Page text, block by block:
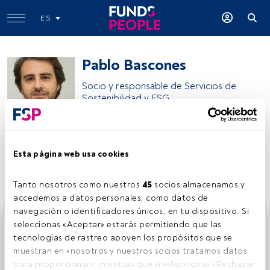
Esta página web usa cookies
Tanto nosotros como nuestros 45 socios almacenamos y
accedemos a datos personales, como datos de
navegación o identificadores únicos, en tu dispositivo. Si
seleccionas «Aceptar» estarás permitiendo que las
tecnologías de rastreo apoyen los propósitos que se
muestran en «nosotros y nuestros socios tratamos datos
para proporcionar», mientras que si seleccionas «Rechazar
ES
Pablo Bascones
Socio y responsable de Servicios de
Sostenibilidad y ESG
Compartir:
Este es un artículo exclusivo para los usuarios registrados
de FundsPeople. Si ya estás registrado, accede desde el
botón Login. Si aún no tienes cuenta, te invitamos a
registrarte y disfrutar de todo el universo que ofrece